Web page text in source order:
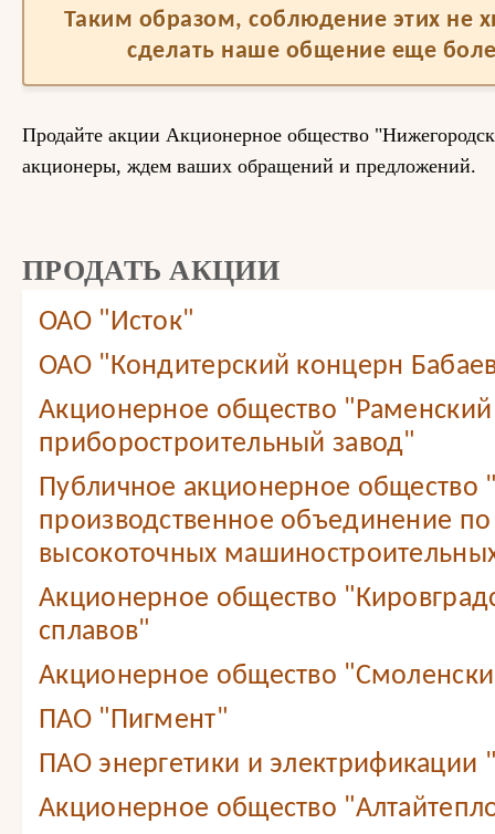
Таким образом, соблюдение этих не
сделать наше общение еще
Продайте акции Акционерное общество
акционеры, ждем ваших обращений и предложений.
ПРОДАТЬ АКЦИИ
ОАО "Исток"
ОАО "Кондитерский концерн
Акционерное общество "Раменский
приборостроительный завод"
Публичное акционерное общество
производственное объединение
высокоточных
Акционерное общество
сплавов"
Акционерное общество
ПАО "Пигмент"
ПАО энергетики и электрификации
Акционерное общество